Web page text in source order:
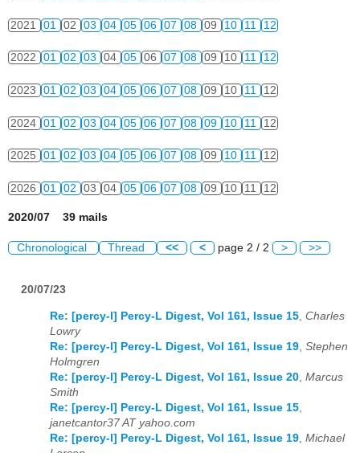
2021 01 02 03 04 05 06 07 08 09 10 11 12
2022 01 02 03 04 05 06 07 08 09 10 11 12
2023 01 02 03 04 05 06 07 08 09 10 11 12
2024 01 02 03 04 05 06 07 08 09 10 11 12
2025 01 02 03 04 05 06 07 08 09 10 11 12
2026 01 02 03 04 05 06 07 08 09 10 11 12
2020/07 39 mails
Chronological Thread << < page 2 / 2 > >>
20/07/23
Re: [percy-l] Percy-L Digest, Vol 161, Issue 15 Charles
Lowry
Re: [percy-l] Percy-L Digest, Vol 161, Issue 19 Stephen
Holmgren
Re: [percy-l] Percy-L Digest, Vol 161, Issue 20 Marcus
Smith
Re: [percy-l] Percy-L Digest, Vol 161, Issue 15
janetcantor37 AT yahoo.com
Re: [percy-l] Percy-L Digest, Vol 161, Issue 19 Michael